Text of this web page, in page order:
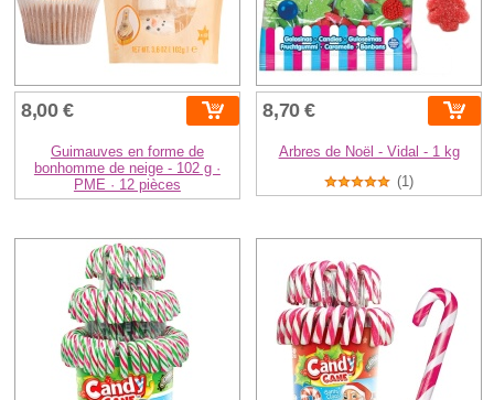
8,00 €
Guimauves en forme de
bonhomme de neige - 102 g ·
PME · 12 pièces
8,70 €
Arbres de Noël - Vidal - 1 kg
(1)